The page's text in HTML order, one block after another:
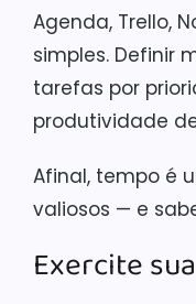
Agenda, Trello,
simples. Definir
tarefas por
produtividade
Afinal, tempo é
valiosos — e
Exercite